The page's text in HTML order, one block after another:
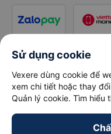
Sử dụng cookie
Vexere dùng cookie để
xem chi tiết hoặc thay
Quản lý cookie. Tìm hiểu